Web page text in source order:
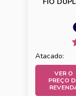
Atacado:
VER O
PREÇO